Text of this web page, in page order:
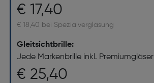
€ 17,40
€ 18,40 bei Spezialverglasung
Gleitsichtbrille:
Jede Markenbrille inkl. Premiumgläser
€ 25,40